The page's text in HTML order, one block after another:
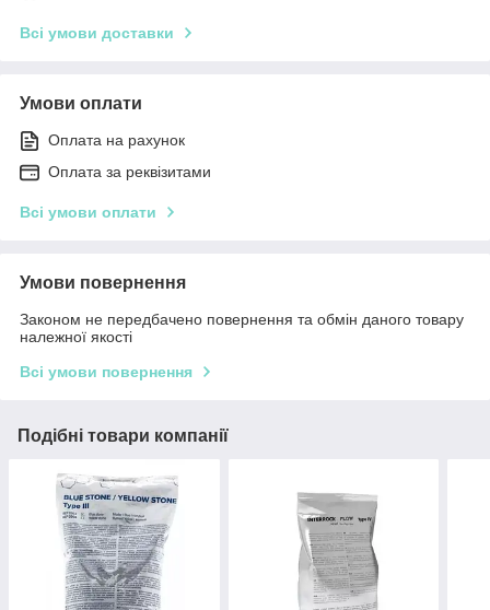
Всі умови доставки
Умови оплати
Оплата на рахунок
Оплата за реквізитами
Всі умови оплати
Умови повернення
Законом не передбачено повернення та обмін даного товару
належної якості
Всі умови повернення
Подібні товари компанії